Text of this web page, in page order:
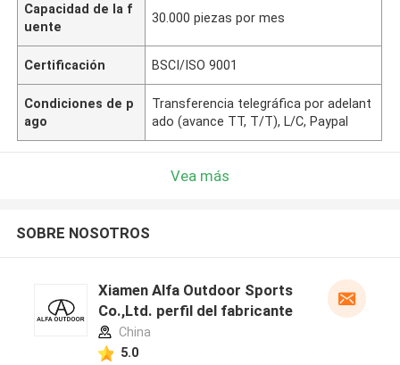
Capacidad de la f
uente
30.000 piezas por mes
Certificación BSCI/ISO 9001
Condiciones de p
ago
Transferencia telegráfica por adelant
ado (avance TT, T/T), L/C, Paypal
Vea más
SOBRE NOSOTROS
Xiamen Alfa Outdoor Sports
Co.,Ltd. perfil del fabricante
China
5.0